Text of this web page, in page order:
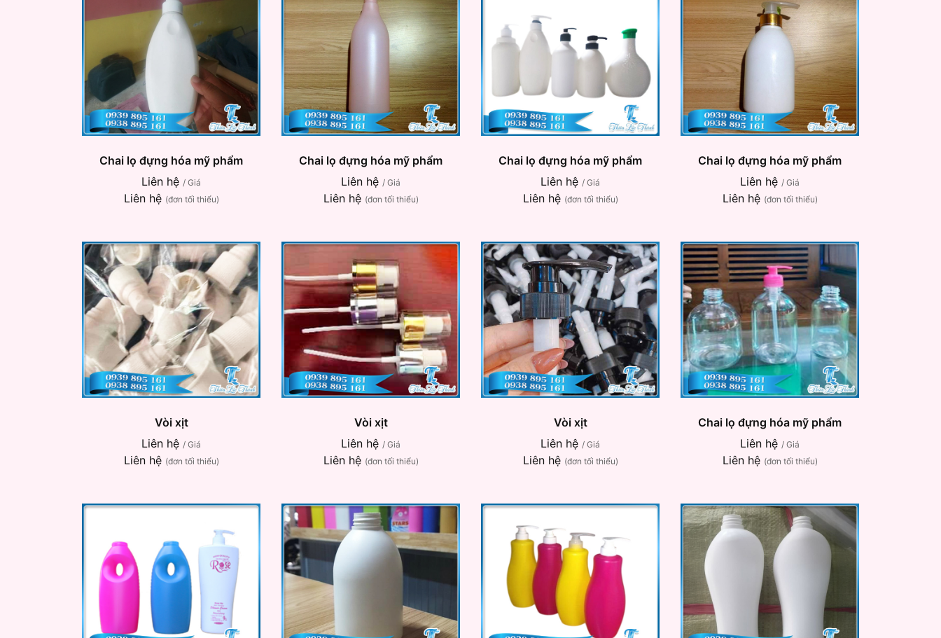
Chai lọ đựng hóa mỹ phẩm
Liên hệ / Giá
Liên hệ (đơn tối thiểu)
Chai lọ đựng hóa mỹ phẩm
Liên hệ / Giá
Liên hệ (đơn tối thiểu)
Chai lọ đựng hóa mỹ phẩm
Liên hệ / Giá
Liên hệ (đơn tối thiểu)
Chai lọ đựng hóa mỹ phẩm
Liên hệ / Giá
Liên hệ (đơn tối thiểu)
Vòi xịt
Liên hệ / Giá
Liên hệ (đơn tối thiểu)
Vòi xịt
Liên hệ / Giá
Liên hệ (đơn tối thiểu)
Vòi xịt
Liên hệ / Giá
Liên hệ (đơn tối thiểu)
Chai lọ đựng hóa mỹ phẩm
Liên hệ / Giá
Liên hệ (đơn tối thiểu)